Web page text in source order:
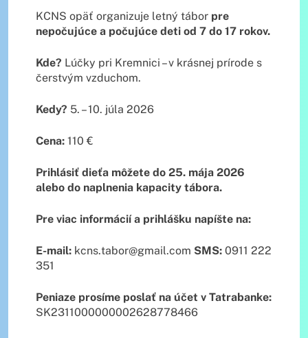
KCNS opäť organizuje letný tábor pre
nepočujúce a počujúce deti od 7 do 17 rokov.
Kde? Lúčky pri Kremnici – v krásnej prírode s
čerstvým vzduchom.
Kedy? 5. – 10. júla 2026
Cena: 110 €
Prihlásiť dieťa môžete do 25. mája 2026
alebo do naplnenia kapacity tábora.
Pre viac informácií a prihlášku napíšte na:
E-mail: kcns.tabor@gmail.com SMS: 0911 222
351
Peniaze prosíme poslať na účet v Tatrabanke:
SK2311000000002628778466